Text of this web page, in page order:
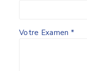
Votre Examen *